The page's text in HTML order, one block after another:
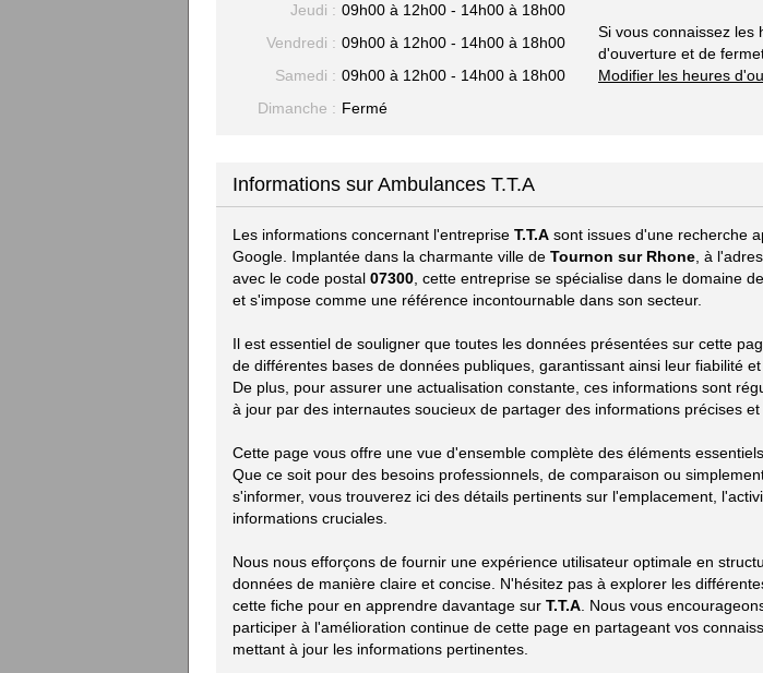
Jeudi : 09h00 à 12h00 - 14h00 à 18h00
Vendredi : 09h00 à 12h00 - 14h00 à 18h00
Samedi : 09h00 à 12h00 - 14h00 à 18h00
Dimanche : Fermé
Si vous connaissez les
d'ouverture et de
Modifier les heures
Informations sur Ambulances T.T.A
Les informations concernant l'entreprise T.T.A sont issues d'une recherche
Google. Implantée dans la charmante ville de Tournon sur Rhone , à
avec le code postal 07300 , cette entreprise se spécialise dans le domaine de
et s'impose comme une référence incontournable dans son secteur.
Il est essentiel de souligner que toutes les données présentées sur cette
de différentes bases de données publiques, garantissant ainsi leur fiabilité et
De plus, pour assurer une actualisation constante, ces informations sont
à jour par des internautes soucieux de partager des informations précises et
Cette page vous offre une vue d'ensemble complète des éléments essentiels
Que ce soit pour des besoins professionnels, de comparaison ou
s'informer, vous trouverez ici des détails pertinents sur l'emplacement,
informations cruciales.
Nous nous efforçons de fournir une expérience utilisateur optimale en
données de manière claire et concise. N'hésitez pas à explorer les
cette fiche pour en apprendre davantage sur T.T.A . Nous vous
participer à l'amélioration continue de cette page en partageant vos
mettant à jour les informations pertinentes.